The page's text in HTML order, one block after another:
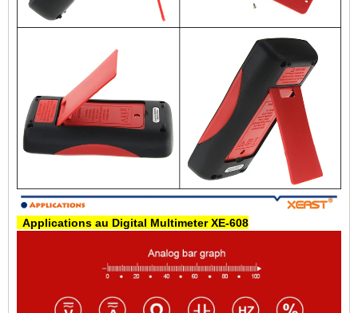
Applications au Digital Multimeter XE-608